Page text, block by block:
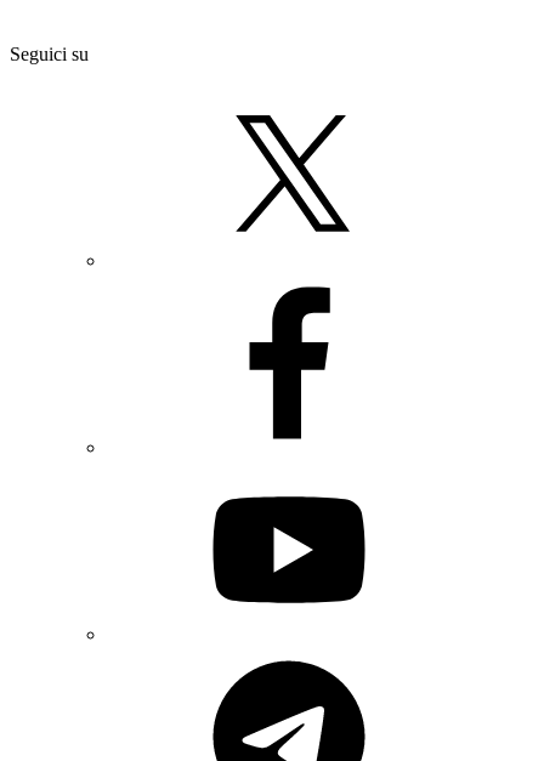
Seguici su